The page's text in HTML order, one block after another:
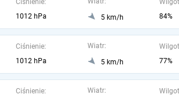
Ciśnienie:
1012 hPa
5 km/h
84%
Ciśnienie:
1012 hPa
Wiatr:
5 km/h
77%
Ciśnienie:
Wiatr: